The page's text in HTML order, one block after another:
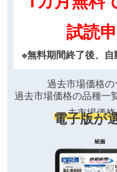
試読
※無料期間終了後、
過去市場価格
過去市場価格の品種一
去市場価
電子版が